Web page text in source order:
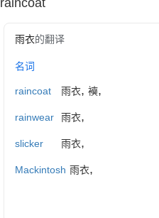
raincoat
雨衣的翻译
名词
raincoat 雨衣, 襫,
rainwear 雨衣,
slicker 雨衣,
Mackintosh 雨衣,